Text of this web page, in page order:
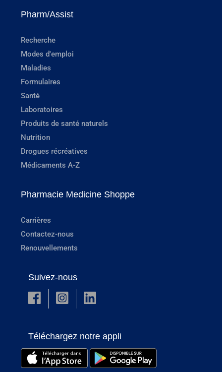
Pharm/Assist
Recherche
Modes d'emploi
Maladies
Formulaires
Santé
Laboratoires
Produits de santé naturels
Nutrition
Drogues récréatives
Médicaments A-Z
Pharmacie Medicine Shoppe
Carrières
Contactez-nous
Renouvellements
Suivez-nous
Téléchargez notre appli